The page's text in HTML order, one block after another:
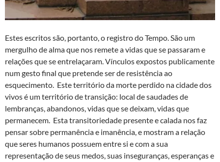
Estes escritos são, portanto, o registro do Tempo. São um
mergulho de alma que nos remete a vidas que se passaram e
relações que se entrelaçaram. Vínculos expostos publicamente
num gesto final que pretende ser de resistência ao
esquecimento. Este território da morte perdido na cidade dos
vivos é um território de transição: local de saudades de
lembranças, abandonos, vidas que se deixam, vidas que
permanecem. Esta transitoriedade presente e calada nos faz
pensar sobre permanência e imanência, e mostram a relação
que seres humanos possuem entre si e com a sua
representação de seus medos, suas inseguranças, esperanças e